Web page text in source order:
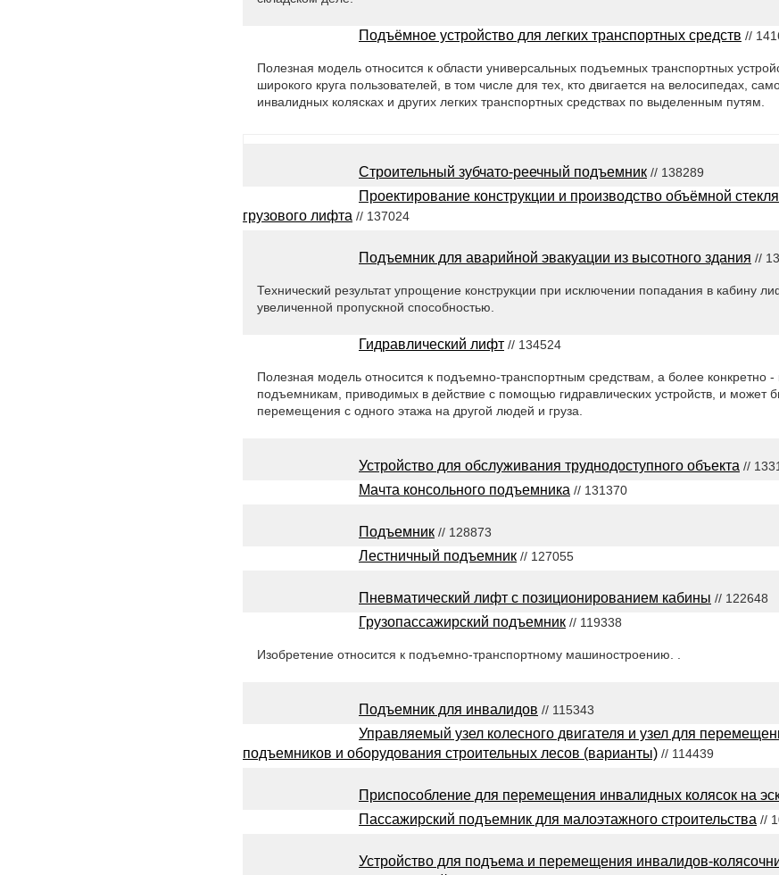
Подъёмное устройство для легких транспортных средств //
Полезная модель относится к области универсальных подъемных транспортных
широкого круга пользователей, в том числе для тех, кто двигается на велосипедах,
инвалидных колясках и других легких транспортных средствах по выделенным путям.
Строительный зубчато-реечный подъемник // 138289
Проектирование конструкции и производство объёмной
грузового лифта // 137024
Подъемник для аварийной эвакуации из высотного здания //
Технический результат упрощение конструкции при исключении попадания в кабину
увеличенной пропускной способностью.
Гидравлический лифт // 134524
Полезная модель относится к подъемно-транспортным средствам, а более конкретно
подъемникам, приводимых в действие с помощью гидравлических устройств, и может
перемещения с одного этажа на другой людей и груза.
Устройство для обслуживания труднодоступного объекта //
Мачта консольного подъемника // 131370
Подъемник // 128873
Лестничный подъемник // 127055
Пневматический лифт с позиционированием кабины // 122648
Грузопассажирский подъемник // 119338
Изобретение относится к подъемно-транспортному машиностроению. .
Подъемник для инвалидов // 115343
Управляемый узел колесного двигателя и узел для
подъемников и оборудования строительных лесов (варианты) // 114439
Приспособление для перемещения инвалидных колясок на
Пассажирский подъемник для малоэтажного строительства //
Устройство для подъема и перемещения инвалидов-